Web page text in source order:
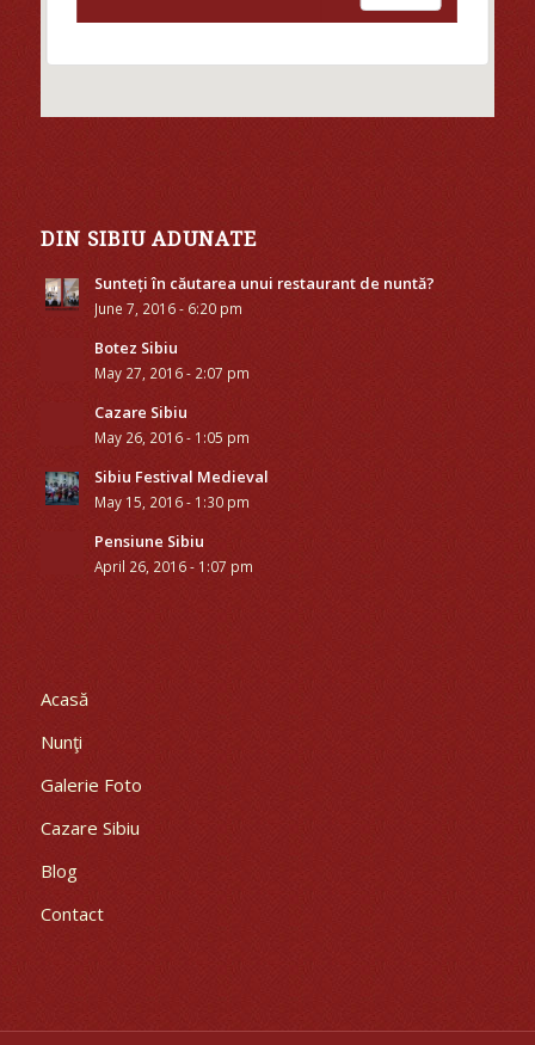
DIN SIBIU ADUNATE
Sunteți în căutarea unui restaurant de nuntă?
June 7, 2016 - 6:20 pm
Botez Sibiu
May 27, 2016 - 2:07 pm
Cazare Sibiu
May 26, 2016 - 1:05 pm
Sibiu Festival Medieval
May 15, 2016 - 1:30 pm
Pensiune Sibiu
April 26, 2016 - 1:07 pm
Acasă
Nunţi
Galerie Foto
Cazare Sibiu
Blog
Contact